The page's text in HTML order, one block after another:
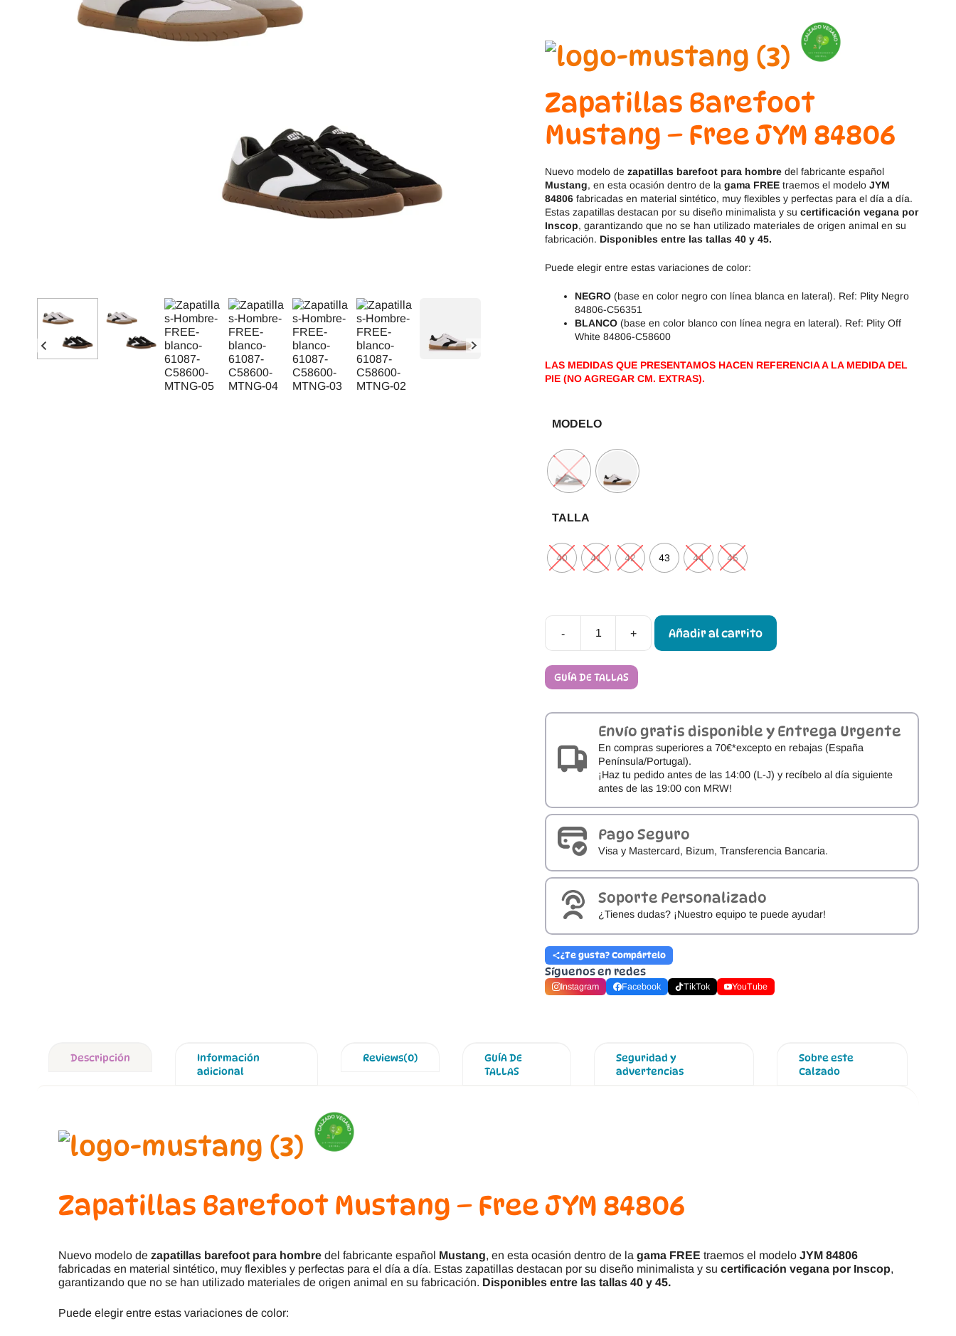
SlipStop
Victoria Ipanema
Stitch & Walk
Vivant
Reima
Titanitos
Tikki
Zapy
Zapatillas Barefoot
Mustang – Free JYM 84806
Nuevo modelo de zapatillas barefoot para hombre del fabricante español
Mustang, en esta ocasión dentro de la gama FREE traemos el modelo JYM
84806 fabricadas en material sintético, muy flexibles y perfectas para el día a día.
Estas zapatillas destacan por su diseño minimalista y su certificación vegana por
Inscop, garantizando que no se han utilizado materiales de origen animal en su
fabricación. Disponibles entre las tallas 40 y 45.
Puede elegir entre estas variaciones de color:
NEGRO (base en color negro con línea blanca en lateral). Ref: Plity Negro
84806-C56351
BLANCO (base en color blanco con línea negra en lateral). Ref: Plity Off
White 84806-C58600
LAS MEDIDAS QUE PRESENTAMOS HACEN REFERENCIA A LA MEDIDA DEL
PIE (NO AGREGAR CM. EXTRAS).
MODELO
TALLA
40 41 42 43 44 45
-
Zapatillas
Barefoot
Mustang
Free
JYM
cantidad
+ Añadir al carrito
GUÍA DE TALLAS
Envío gratis disponible y Entrega Urgente
En compras superiores a 70€*excepto en rebajas (España
Península/Portugal).
¡Haz tu pedido antes de las 14:00 (L-J) y recíbelo al día siguiente
antes de las 19:00 con MRW!
Pago Seguro
Visa y Mastercard, Bizum, Transferencia Bancaria.
Soporte Personalizado
¿Tienes dudas? ¡Nuestro equipo te puede ayudar!
¿Te gusta? Compártelo
Síguenos en redes
Instagram Facebook TikTok YouTube
Descripción
Información
adicional
Reviews(0)
GUÍA DE
TALLAS
Seguridad y
advertencias
Sobre este
Calzado
Zapatillas Barefoot Mustang – Free JYM 84806
Nuevo modelo de zapatillas barefoot para hombre del fabricante español Mustang, en esta ocasión dentro de la gama FREE traemos el modelo JYM 84806
fabricadas en material sintético, muy flexibles y perfectas para el día a día. Estas zapatillas destacan por su diseño minimalista y su certificación vegana por Inscop,
garantizando que no se han utilizado materiales de origen animal en su fabricación. Disponibles entre las tallas 40 y 45.
Puede elegir entre estas variaciones de color: